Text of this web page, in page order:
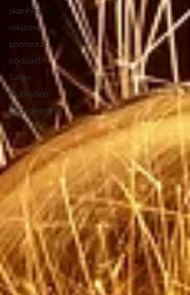
skønhed
reklame
sponsorat
podcast
Satire
Motivation
Engagement